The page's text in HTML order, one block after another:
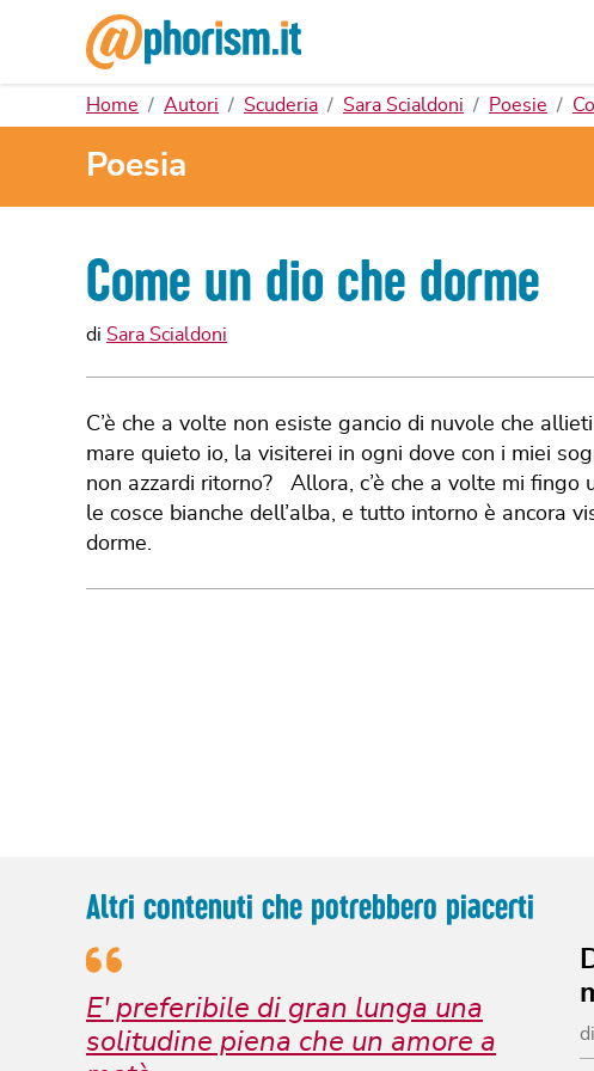
Home Autori Scuderia Sara Scialdoni Poesie
Poesia
Come un dio che dorme
di Sara Scialdoni
C’è che a volte non esiste gancio di nuvole che
mare quieto io, la visiterei in ogni dove con i miei
non azzardi ritorno? Allora, c’è che a volte mi
le cosce bianche dell’alba, e tutto intorno è ancora
dorme.
Altri contenuti che potrebbero piacerti
E' preferibile di gran lunga una
solitudine piena che un amore a
di